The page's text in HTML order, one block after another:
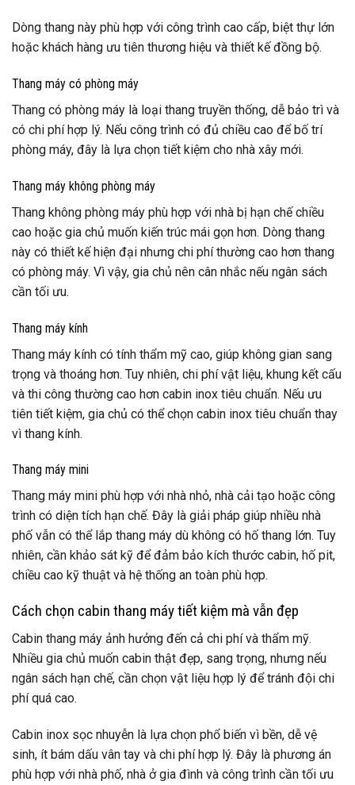
Dòng thang này phù hợp với công trình cao cấp, biệt thự lớn
hoặc khách hàng ưu tiên thương hiệu và thiết kế đồng bộ.
Thang máy có phòng máy
Thang có phòng máy là loại thang truyền thống, dễ bảo trì và
có chi phí hợp lý. Nếu công trình có đủ chiều cao để bố trí
phòng máy, đây là lựa chọn tiết kiệm cho nhà xây mới.
Thang máy không phòng máy
Thang không phòng máy phù hợp với nhà bị hạn chế chiều
cao hoặc gia chủ muốn kiến trúc mái gọn hơn. Dòng thang
này có thiết kế hiện đại nhưng chi phí thường cao hơn thang
có phòng máy. Vì vậy, gia chủ nên cân nhắc nếu ngân sách
cần tối ưu.
Thang máy kính
Thang máy kính có tính thẩm mỹ cao, giúp không gian sang
trọng và thoáng hơn. Tuy nhiên, chi phí vật liệu, khung kết cấu
và thi công thường cao hơn cabin inox tiêu chuẩn. Nếu ưu
tiên tiết kiệm, gia chủ có thể chọn cabin inox tiêu chuẩn thay
vì thang kính.
Thang máy mini
Thang máy mini phù hợp với nhà nhỏ, nhà cải tạo hoặc công
trình có diện tích hạn chế. Đây là giải pháp giúp nhiều nhà
phố vẫn có thể lắp thang máy dù không có hố thang lớn. Tuy
nhiên, cần khảo sát kỹ để đảm bảo kích thước cabin, hố pit,
chiều cao kỹ thuật và hệ thống an toàn phù hợp.
Cách chọn cabin thang máy tiết kiệm mà vẫn đẹp
Cabin thang máy ảnh hưởng đến cả chi phí và thẩm mỹ.
Nhiều gia chủ muốn cabin thật đẹp, sang trọng, nhưng nếu
ngân sách hạn chế, cần chọn vật liệu hợp lý để tránh đội chi
phí quá cao.
Cabin inox sọc nhuyễn là lựa chọn phổ biến vì bền, dễ vệ
sinh, ít bám dấu vân tay và chi phí hợp lý. Đây là phương án
phù hợp với nhà phố, nhà ở gia đình và công trình cần tối ưu